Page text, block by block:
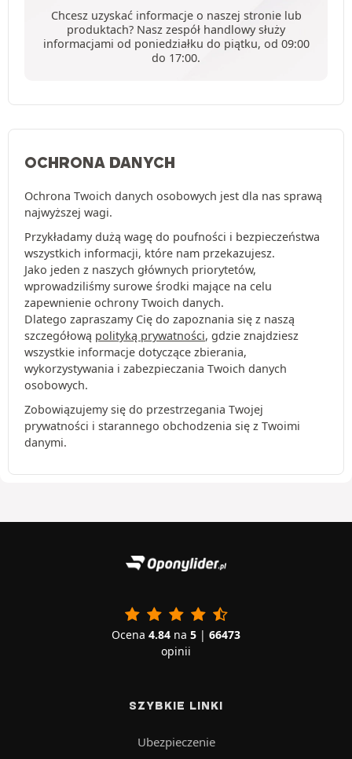
Chcesz uzyskać informacje o naszej stronie lub
produktach? Nasz zespół handlowy służy
informacjami od poniedziałku do piątku, od 09:00
do 17:00.
OCHRONA DANYCH
Ochrona Twoich danych osobowych jest dla nas sprawą
najwyższej wagi.
Przykładamy dużą wagę do poufności i bezpieczeństwa
wszystkich informacji, które nam przekazujesz.
Jako jeden z naszych głównych priorytetów,
wprowadziliśmy surowe środki mające na celu
zapewnienie ochrony Twoich danych.
Dlatego zapraszamy Cię do zapoznania się z naszą
szczegółową polityką prywatności, gdzie znajdziesz
wszystkie informacje dotyczące zbierania,
wykorzystywania i zabezpieczania Twoich danych
osobowych.
Zobowiązujemy się do przestrzegania Twojej
prywatności i starannego obchodzenia się z Twoimi
danymi.
Ocena 4.84 na 5 | 66473
opinii
SZYBKIE LINKI
Ubezpieczenie